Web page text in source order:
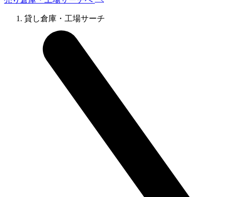
貸し倉庫・工場サーチ